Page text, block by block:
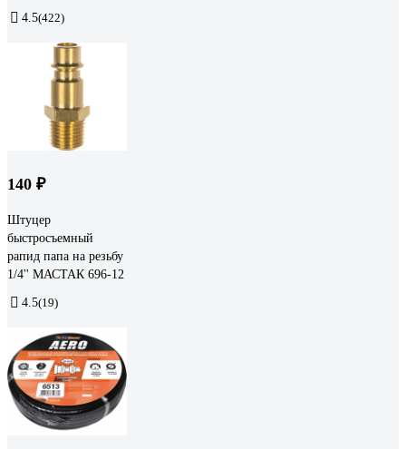
4.5(422)
140 ₽
Штуцер
быстросъемный
рапид папа на резьбу
1/4'' МАСТАК 696-12
4.5(19)